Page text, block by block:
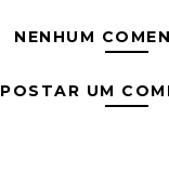
NENHUM
POSTAR UM